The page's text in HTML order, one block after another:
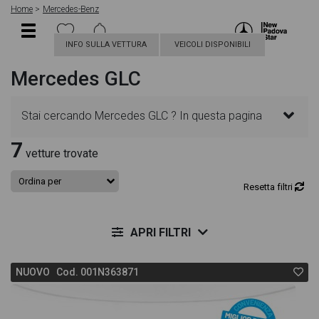
Home Mercedes-Benz
INFO SULLA VETTURA VEICOLI DISPONIBILI
Mercedes GLC
Stai cercando Mercedes GLC ? In questa pagina
troverai le migliori offerte per acquistare un veicolo
Mercedes nuovo. Le schede veicolo sono
7 vetture trovate
Resetta filtri
APRI FILTRI
NUOVO Cod. 001N363871